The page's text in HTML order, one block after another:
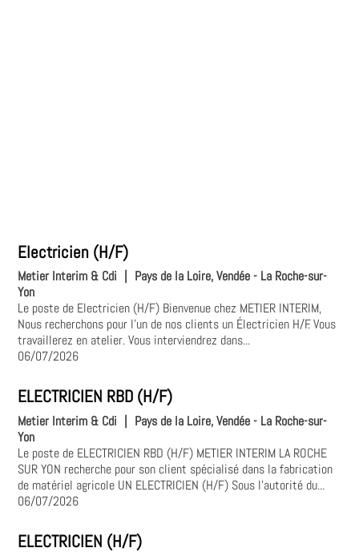
Electricien (H/F)
Metier Interim & Cdi
Pays de la Loire, Vendée - La Roche-sur-
Yon
Le poste de Electricien (H/F) Bienvenue chez METIER INTERIM,
Nous recherchons pour l'un de nos clients un Électricien H/F. Vous
travaillerez en atelier. Vous interviendrez dans...
06/07/2026
ELECTRICIEN RBD (H/F)
Metier Interim & Cdi | Pays de la Loire, Vendée - La Roche-sur-
Yon
Le poste de ELECTRICIEN RBD (H/F) METIER INTERIM LA ROCHE
SUR YON recherche pour son client spécialisé dans la fabrication
de matériel agricole UN ELECTRICIEN (H/F) Sous l'autorité du...
06/07/2026
ELECTRICIEN (H/F)